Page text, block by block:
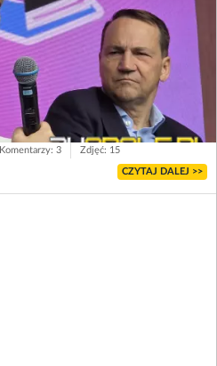
Komentarzy: 3 Zdjęć: 15
CZYTAJ DALEJ >>